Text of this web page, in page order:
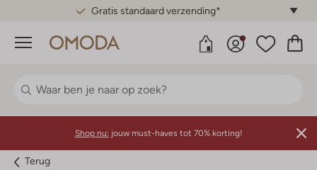
Gratis standaard verzending*
Menu
Shop nu: jouw must-haves tot 70% korting!
Terug